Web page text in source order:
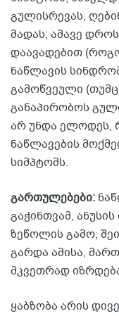
გულისრევას,
მადას; ამავე
დაავადებით
ნაწლავის
გამოწვეული
განაპირობოს
არ უნდა
ნაწლავების
სიმპტომს.
გართულებები:
გაჭინთვამ,
ზეწოლის გამო,
გარდა ამისა,
მკვეთრად
ყაბზობა არის